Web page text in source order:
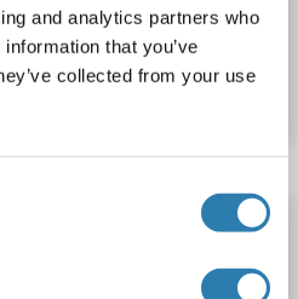
and analytics partners who
that you’ve
collected from your use
Détails